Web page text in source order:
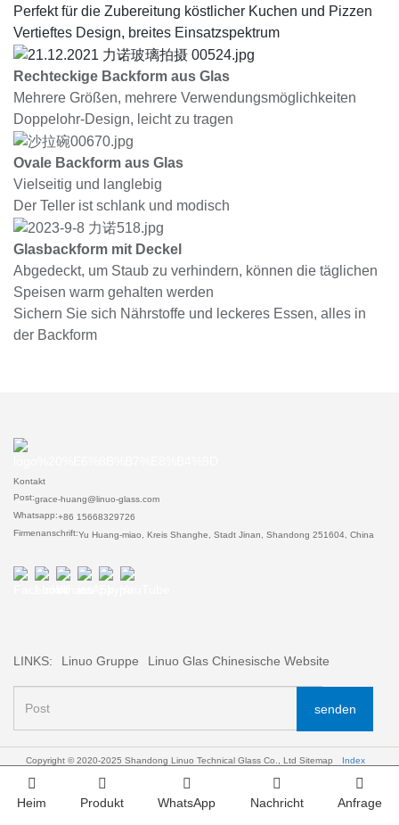
Perfekt für die Zubereitung köstlicher Kuchen und Pizzen
Vertieftes Design, breites Einsatzspektrum
Rechteckige Backform aus Glas
Mehrere Größen, mehrere Verwendungsmöglichkeiten
Doppelohr-Design, leicht zu tragen
Ovale Backform aus Glas
Vielseitig und langlebig
Der Teller ist schlank und modisch
Glasbackform mit Deckel
Abgedeckt, um Staub zu verhindern, können die täglichen
Speisen warm gehalten werden
Sichern Sie sich Nährstoffe und leckeres Essen, alles in
der Backform
Kontakt
Post:grace-huang@linuo-glass.com
Whatsapp:+86 15668329726
Firmenanschrift:Yu Huang-miao, Kreis Shanghe, Stadt Jinan, Shandong 251604, China
LINKS: Linuo Gruppe Linuo Glas Chinesische Website
senden
Copyright © 2020-2025 Shandong Linuo Technical Glass Co., Ltd Sitemap Index
Heim Produkt WhatsApp Nachricht Anfrage